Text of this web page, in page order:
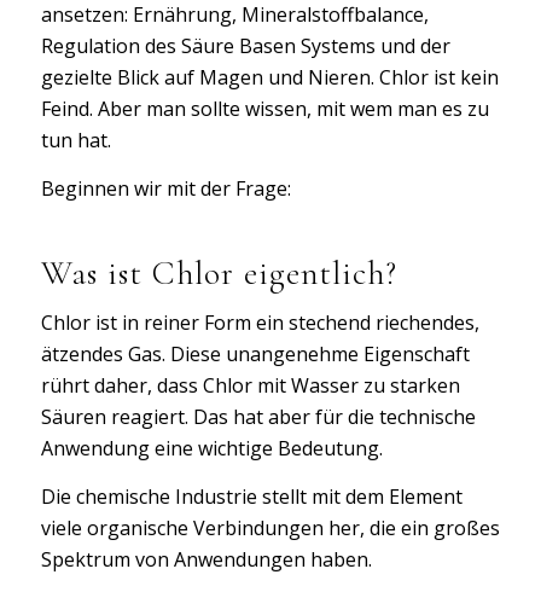
ansetzen: Ernährung, Mineralstoffbalance,
Regulation des Säure Basen Systems und der
gezielte Blick auf Magen und Nieren. Chlor ist kein
Feind. Aber man sollte wissen, mit wem man es zu
tun hat.
Beginnen wir mit der Frage:
Was ist Chlor eigentlich?
Chlor ist in reiner Form ein stechend riechendes,
ätzendes Gas. Diese unangenehme Eigenschaft
rührt daher, dass Chlor mit Wasser zu starken
Säuren reagiert. Das hat aber für die technische
Anwendung eine wichtige Bedeutung.
Die chemische Industrie stellt mit dem Element
viele organische Verbindungen her, die ein großes
Spektrum von Anwendungen haben.